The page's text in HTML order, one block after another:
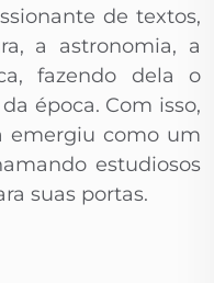
de textos,
a astronomia, a
fazendo dela o
época. Com isso,
emergiu como um
estudiosos
suas portas.